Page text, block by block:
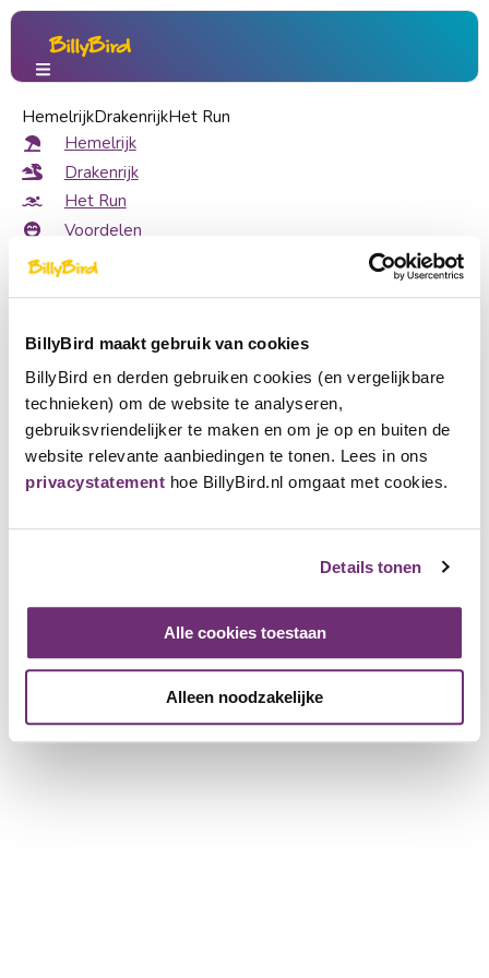
BillyBird maakt gebruik van cookies
BillyBird en derden gebruiken cookies (en vergelijkbare
technieken) om de website te analyseren,
gebruiksvriendelijker te maken en om je op en buiten de
website relevante aanbiedingen te tonen. Lees in ons
privacystatement hoe BillyBird.nl omgaat met cookies.
Details tonen
Alle cookies toestaan
Alleen noodzakelijke
HemelrijkDrakenrijkHet Run
Hemelrijk
Drakenrijk
Het Run
Voordelen
Over ons
Cadeaubon
Pers
Exploitatie strandbaden
Nederlands
English
Deutsch
Partner worden
Persberichten
Draak geland op Speelkasteel van BillyBird Park
Draak geland op Speelkasteel
van BillyBird Park Drakenrijk